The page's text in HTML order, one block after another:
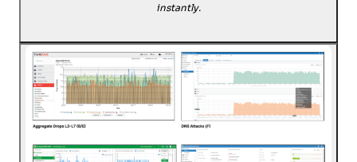
instantly.